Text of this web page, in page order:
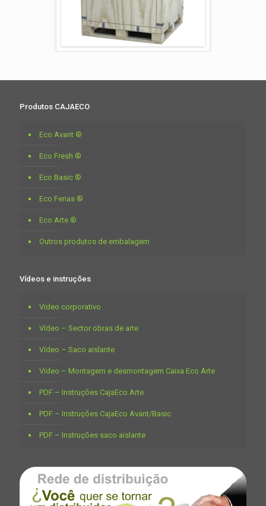
Produtos CAJAECO
Eco Avant ®
Eco Fresh ®
Eco Basic ®
Eco Ferias ®
Eco Arte ®
Outros produtos de embalagem
Vídeos e instruções
Vídeo corporativo
Vídeo – Sector obras de arte
Vídeo – Saco aislante
Vídeo – Montagem e desmontagem Caixa Eco Arte
PDF – Instruções CajaEco Arte
PDF – Instruções CajaEco Avant/Basic
PDF – Instruções saco aislante